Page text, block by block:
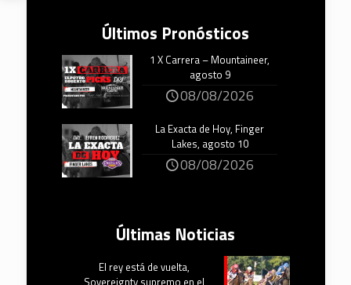
Últimos Pronósticos
1 X Carrera – Mountaineer,
agosto 9
08/08/2026
La Exacta de Hoy, Finger
Lakes, agosto 10
08/08/2026
Últimas Noticias
El rey está de vuelta,